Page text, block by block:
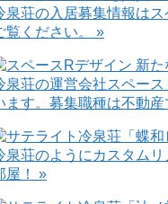
泉荘の入居募集情報は
覧ください。 »
泉荘の運営会社スペー
ます。募集職種は不動
泉荘のようにカスタム
屋！ »